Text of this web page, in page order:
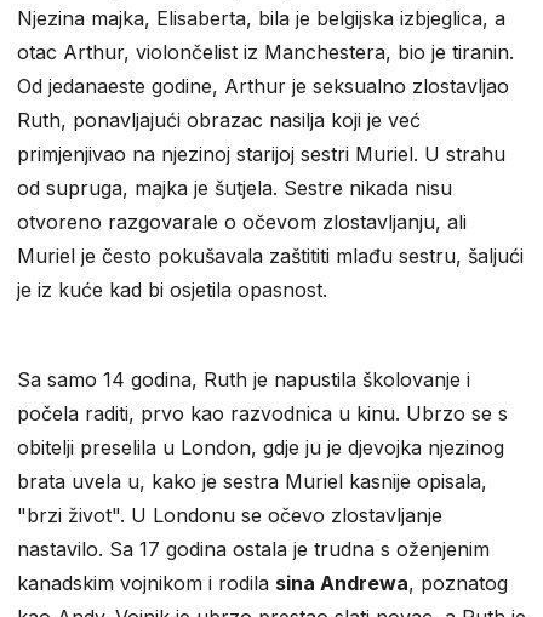
Njezina majka, Elisaberta, bila je belgijska izbjeglica, a
otac Arthur, violončelist iz Manchestera, bio je tiranin.
Od jedanaeste godine, Arthur je seksualno zlostavljao
Ruth, ponavljajući obrazac nasilja koji je već
primjenjivao na njezinoj starijoj sestri Muriel. U strahu
od supruga, majka je šutjela. Sestre nikada nisu
otvoreno razgovarale o očevom zlostavljanju, ali
Muriel je često pokušavala zaštititi mlađu sestru, šaljući
je iz kuće kad bi osjetila opasnost.
Sa samo 14 godina, Ruth je napustila školovanje i
počela raditi, prvo kao razvodnica u kinu. Ubrzo se s
obitelji preselila u London, gdje ju je djevojka njezinog
brata uvela u, kako je sestra Muriel kasnije opisala,
"brzi život". U Londonu se očevo zlostavljanje
nastavilo. Sa 17 godina ostala je trudna s oženjenim
kanadskim vojnikom i rodila sina Andrewa, poznatog